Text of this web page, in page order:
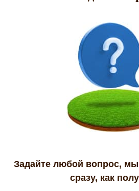
Задайте любой вопрос, мы
сразу, как